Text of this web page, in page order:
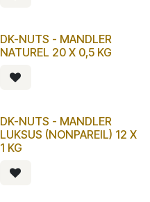
DK-NUTS - MANDLER
NATUREL 20 X 0,5 KG
DK-NUTS - MANDLER
LUKSUS (NONPAREIL) 12 X
1 KG